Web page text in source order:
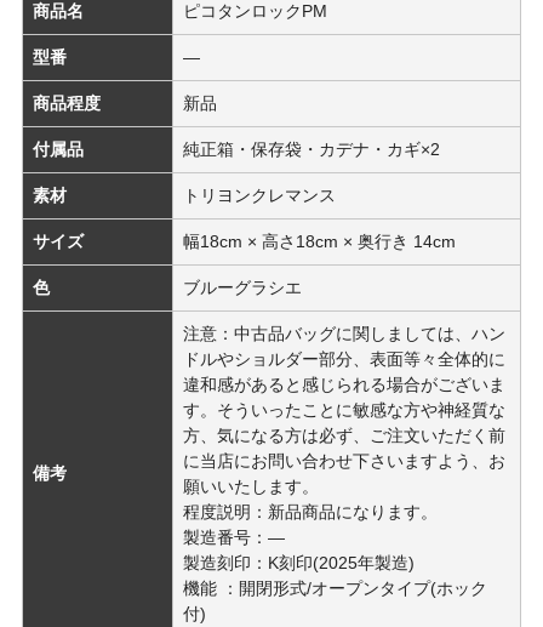
商品名 ピコタンロックPM
型番 ―
商品程度 新品
付属品 純正箱・保存袋・カデナ・カギ×2
素材 トリヨンクレマンス
サイズ 幅18cm × 高さ18cm × 奥行き 14cm
色 ブルーグラシエ
備考
注意：中古品バッグに関しましては、ハン
ドルやショルダー部分、表面等々全体的に
違和感があると感じられる場合がございま
す。そういったことに敏感な方や神経質な
方、気になる方は必ず、ご注文いただく前
に当店にお問い合わせ下さいますよう、お
願いいたします。
程度説明：新品商品になります。
製造番号：―
製造刻印：K刻印(2025年製造)
機能 ：開閉形式/オープンタイプ(ホック
付)